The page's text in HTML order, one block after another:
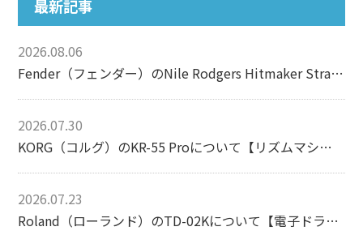
最新記事
2026.08.06
Fender（フェンダー）のNile Rodgers Hitmaker Stratocasterについて【エレキギター】
2026.07.30
KORG（コルグ）のKR-55 Proについて【リズムマシン】
2026.07.23
Roland（ローランド）のTD-02Kについて【電子ドラム】